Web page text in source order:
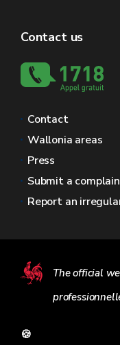
Contact us
Contact
Wallonia areas
Press
Submit a
Report an
The official
🍪